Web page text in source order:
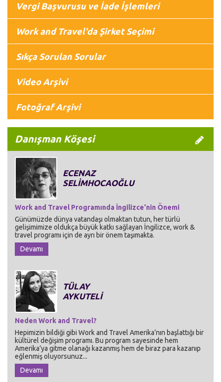
Vergi Başvurusu ve İade İşlemleri
Work and Travel'da Şirket Seçimi
Sıkça Sorulan Sorular
Video Arşivi
Fotoğraf Arşivi
Danışman Köşesi
ECENAZ
SELİMHOCAOĞLU
Work and Travel Programında İngilizce'nin Önemi
Günümüzde dünya vatandaşı olmaktan tutun, her türlü
gelişimimize oldukça büyük katkı sağlayan İngilizce, work &
travel programı için de ayrı bir önem taşımakta.
Devamı
TÜLAY
AYKUTELİ
Neden Work and Travel?
Hepimizin bildiği gibi Work and Travel Amerika’nın başlattığı bir
kültürel değişim programı. Bu program sayesinde hem
Amerika’ya gitme olanağı kazanmış hem de biraz para kazanıp
eğlenmiş oluyorsunuz...
Devamı